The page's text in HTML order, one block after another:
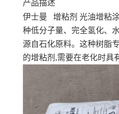
产品描述
伊士曼 增粘剂 光油增粘
种低分子量、完全氢化、
源自石化原料。这种树脂
的增粘剂,需要在老化时具